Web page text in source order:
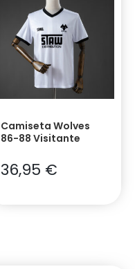
Camiseta Wolves
86-88 Visitante
36,95 €